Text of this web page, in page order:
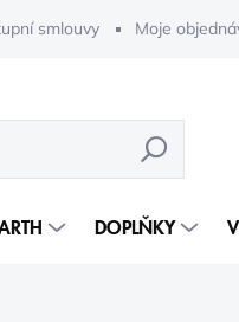
smlouvy Moje
HLEDAT
DOPLŇKY